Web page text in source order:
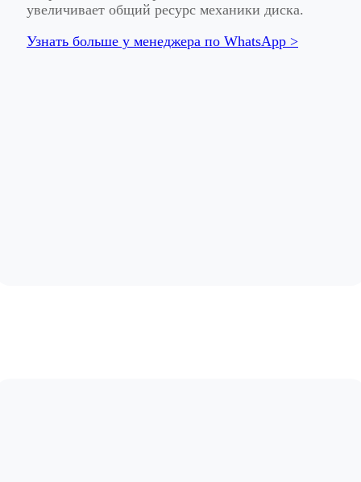
увеличивает общий ресурс механики диска.
Узнать больше у менеджера по WhatsApp >